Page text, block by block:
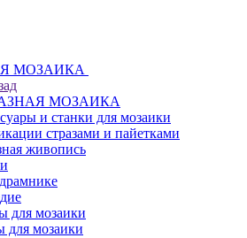
МОЗАИКА
МОЗАИКА
и станки для мозаики
стразами и пайетками
живопись
для мозаики
для мозаики